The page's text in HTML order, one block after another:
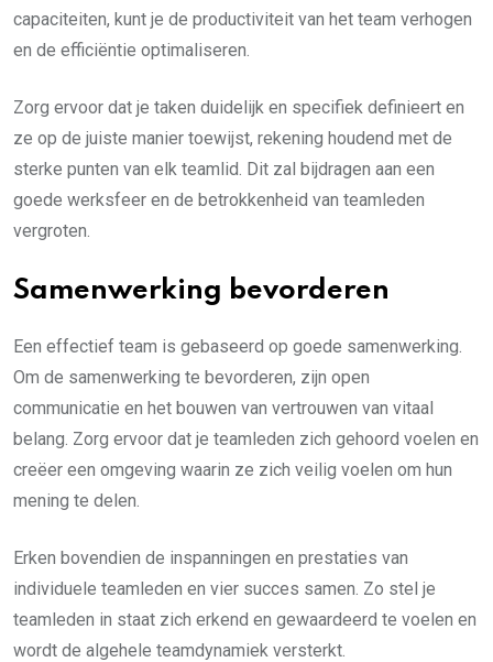
capaciteiten, kunt je de productiviteit van het team verhogen
en de efficiëntie optimaliseren.
Zorg ervoor dat je taken duidelijk en specifiek definieert en
ze op de juiste manier toewijst, rekening houdend met de
sterke punten van elk teamlid. Dit zal bijdragen aan een
goede werksfeer en de betrokkenheid van teamleden
vergroten.
Samenwerking bevorderen
Een effectief team is gebaseerd op goede samenwerking.
Om de samenwerking te bevorderen, zijn open
communicatie en het bouwen van vertrouwen van vitaal
belang. Zorg ervoor dat je teamleden zich gehoord voelen en
creëer een omgeving waarin ze zich veilig voelen om hun
mening te delen.
Erken bovendien de inspanningen en prestaties van
individuele teamleden en vier succes samen. Zo stel je
teamleden in staat zich erkend en gewaardeerd te voelen en
wordt de algehele teamdynamiek versterkt.